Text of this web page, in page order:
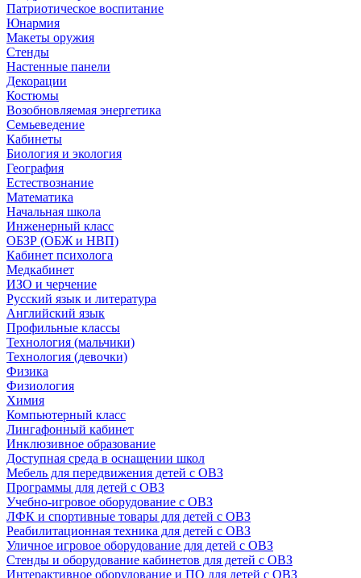
Патриотическое воспитание
Юнармия
Макеты оружия
Стенды
Настенные панели
Декорации
Костюмы
Возобновляемая энергетика
Семьеведение
Кабинеты
Биология и экология
География
Естествознание
Математика
Начальная школа
Инженерный класс
ОБЗР (ОБЖ и НВП)
Кабинет психолога
Медкабинет
ИЗО и черчение
Русский язык и литература
Английский язык
Профильные классы
Технология (мальчики)
Технология (девочки)
Физика
Физиология
Химия
Компьютерный класс
Лингафонный кабинет
Инклюзивное образование
Доступная среда в оснащении школ
Мебель для передвижения детей с ОВЗ
Программы для детей с ОВЗ
Учебно-игровое оборудование с ОВЗ
ЛФК и спортивные товары для детей с ОВЗ
Реабилитационная техника для детей с ОВЗ
Уличное игровое оборудование для детей с ОВЗ
Стенды и оборудование кабинетов для детей с ОВЗ
Интерактивное оборудование и ПО для детей с ОВЗ